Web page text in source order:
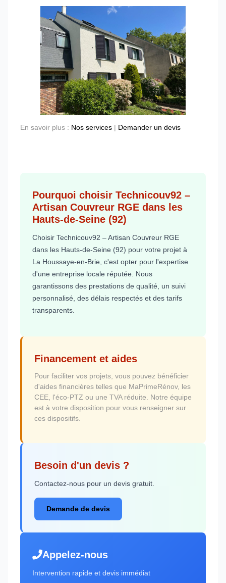
En savoir plus : Nos services | Demander un devis
Pourquoi choisir Technicouv92 –
Artisan Couvreur RGE dans les
Hauts-de-Seine (92)
Choisir Technicouv92 – Artisan Couvreur RGE
dans les Hauts-de-Seine (92) pour votre projet à
La Houssaye-en-Brie, c'est opter pour l'expertise
d'une entreprise locale réputée. Nous
garantissons des prestations de qualité, un suivi
personnalisé, des délais respectés et des tarifs
transparents.
Financement et aides
Pour faciliter vos projets, vous pouvez bénéficier
d'aides financières telles que MaPrimeRénov, les
CEE, l'éco-PTZ ou une TVA réduite. Notre équipe
est à votre disposition pour vous renseigner sur
ces dispositifs.
Besoin d'un devis ?
Contactez-nous pour un devis gratuit.
Demande de devis
Appelez-nous
Intervention rapide et devis immédiat